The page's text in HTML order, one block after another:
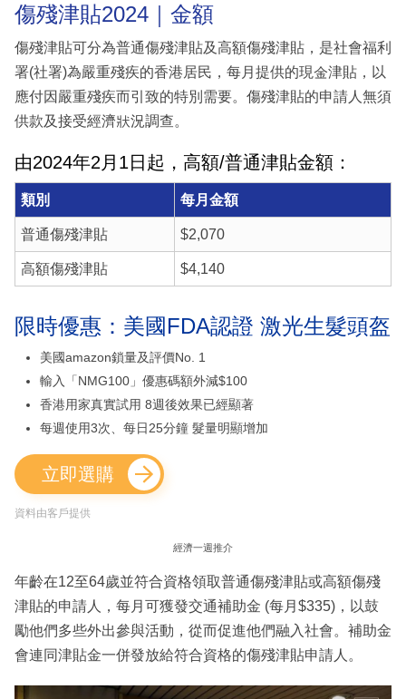
傷殘津貼2024｜金額
傷殘津貼可分為普通傷殘津貼及高額傷殘津貼，是社會福利
署(社署)為嚴重殘疾的香港居民，每月提供的現金津貼，以
應付因嚴重殘疾而引致的特別需要。傷殘津貼的申請人無須
供款及接受經濟狀況調查。
由2024年2月1日起，高額/普通津貼金額：
類別 每月金額
普通傷殘津貼 $2,070
高額傷殘津貼 $4,140
限時優惠：美國FDA認證 激光生髮頭盔
美國amazon鎖量及評價No. 1
輸入「NMG100」優惠碼額外減$100
香港用家真實試用 8週後效果已經顯著
每週使用3次、每日25分鐘 髮量明顯增加
立即選購
資料由客戶提供
經濟一週推介
年齡在12至64歲並符合資格領取普通傷殘津貼或高額傷殘
津貼的申請人，每月可獲發交通補助金 (每月$335)，以鼓
勵他們多些外出參與活動，從而促進他們融入社會。補助金
會連同津貼金一併發放給符合資格的傷殘津貼申請人。